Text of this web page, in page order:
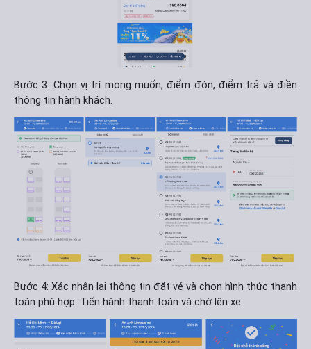
Bước 3: Chọn vị trí mong muốn, điểm đón, điểm trả và điền
thông tin hành khách.
Bước 4: Xác nhận lại thông tin đặt vé và chọn hình thức thanh
toán phù hợp. Tiến hành thanh toán và chờ lên xe.